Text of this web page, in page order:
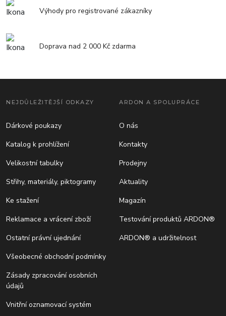
Výhody pro registrované zákazníky
Doprava nad 2 000 Kč zdarma
NEJDŮLEŽITĚJŠÍ ODKAZY
Dárkové poukazy
Katalog k prohlížení
Velikostní tabulky
Střihy, materiály, piktogramy
Ke stažení
Reklamace a vrácení zboží
Ostatní právní ujednání
Všeobecné obchodní podmínky
Zásady zpracování osobních
údajů
Vnitřní oznamovací systém
ARDON A SPOLUPRÁCE
O nás
Kontakty
Prodejny
Aktuality
Magazín
Testování produktů ARDON®
ARDON® a udržitelnost